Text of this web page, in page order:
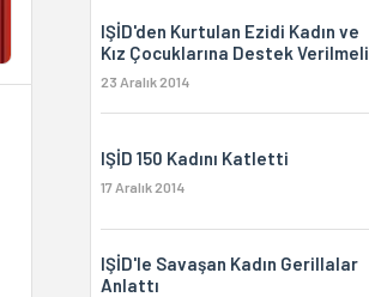
IŞİD'den Kurtulan Ezidi Kadın ve
Kız Çocuklarına Destek Verilmeli
23 Aralık 2014
IŞİD 150 Kadını Katletti
17 Aralık 2014
IŞİD'le Savaşan Kadın Gerillalar
Anlattı